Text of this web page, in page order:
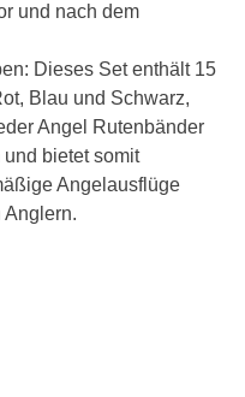
und nach dem
Dieses Set enthält 15
Blau und Schwarz,
Angel Rutenbänder
und bietet somit
Angelausflüge
Anglern.